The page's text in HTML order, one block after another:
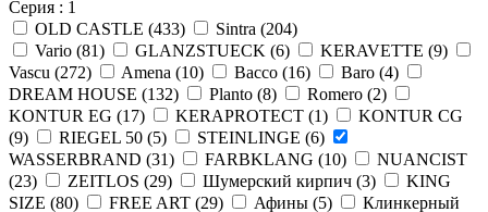
Серия : 1
OLD CASTLE (433) Sintra (204)
Vario (81) GLANZSTUECK (6) KERAVETTE (9)
Vascu (272) Amena (10) Bacco (16) Baro (4)
DREAM HOUSE (132) Planto (8) Romero (2)
KONTUR EG (17) KERAPROTECT (1)
KONTUR СG
(9) RIEGEL 50 (5) STEINLINGE (6)
WASSERBRAND (31) FARBKLANG (10)
NUANCIST
(23) ZEITLOS (29) Шумерский кирпич (3)
KING
SIZE (80) FREE ART (29) Афины (5)
Клинкерный